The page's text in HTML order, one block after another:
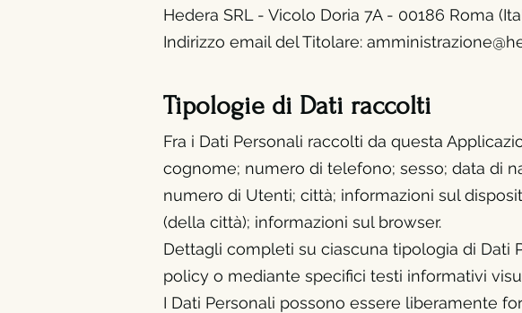
Hedera SRL - Vicolo Doria 7A - 00186 Roma (It
Indirizzo email del Titolare:
Tipologie di Dati raccolti
Fra i Dati Personali raccolti da questa
cognome; numero di telefono; sesso; data di
numero di Utenti; città; informazioni sul
(della città); informazioni sul browser.
Dettagli completi su ciascuna tipologia di Dati
policy o mediante specifici testi informativi
I Dati Personali possono essere liberamente